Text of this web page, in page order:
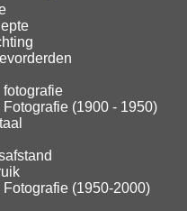
(1900 - 1950)
(1950-2000)